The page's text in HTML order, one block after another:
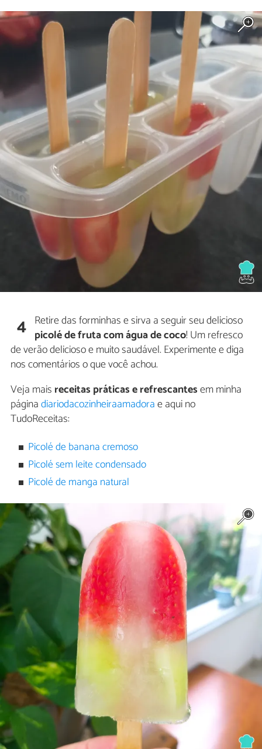
4 Retire das forminhas e sirva a seguir seu delicioso
picolé de fruta com água de coco! Um refresco
de verão delicioso e muito saudável. Experimente e diga
nos comentários o que você achou.
Veja mais receitas práticas e refrescantesem minha
páginadiariodacozinheiraamadorae aqui no
TudoReceitas:
Picolé de banana cremoso
Picolé sem leite condensado
Picolé de manga natural